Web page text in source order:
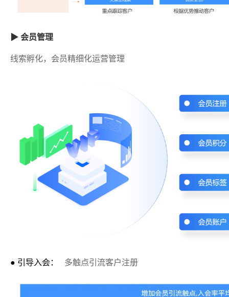
▶ 会员管理
线索孵化，会员精细化运营管理
● 引导入会： 多触点引流客户注册